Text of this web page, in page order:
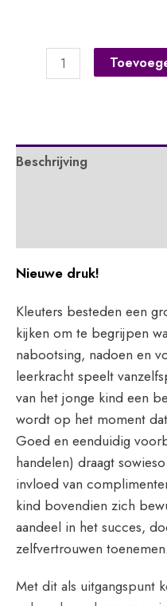
Beschrijving
Nieuwe druk!
Kleuters besteden een
kijken om te begrijpen
nabootsing, nadoen en
leerkracht speelt
van het jonge kind een
wordt op het moment
Goed en eenduidig
handelen) draagt
invloed van
kind bovendien zich
aandeel in het succes,
zelfvertrouwen toenemen.
Met dit als uitgangspunt